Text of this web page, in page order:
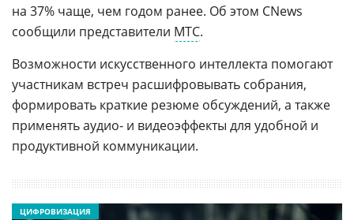
на 37% чаще, чем годом ранее. Об этом CNews
сообщили представители МТС.
Возможности искусственного интеллекта помогают
участникам встреч расшифровывать собрания,
формировать краткие резюме обсуждений, а также
применять аудио- и видеоэффекты для удобной и
продуктивной коммуникации.
ЦИФРОВИЗАЦИЯ